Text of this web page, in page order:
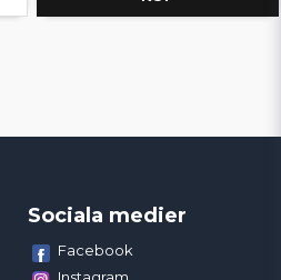
Sociala medier
Facebook